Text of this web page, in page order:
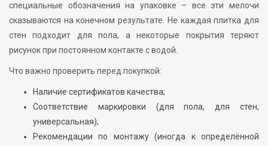
специальные обозначения на упаковке – все эти мелочи
сказываются на конечном результате. Не каждая плитка для
стен подходит для пола, а некоторые покрытия теряют
рисунок при постоянном контакте с водой.
Что важно проверить перед покупкой:
Наличие сертификатов качества;
Соответствие маркировки (для пола, для стен,
универсальная);
Рекомендации по монтажу (иногда к определённой